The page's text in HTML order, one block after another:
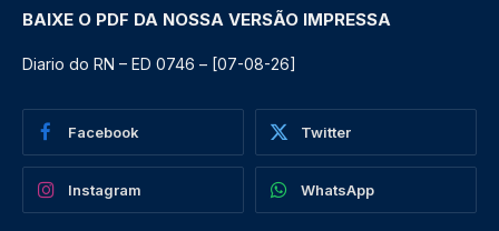
BAIXE O PDF DA NOSSA VERSÃO IMPRESSA
Diario do RN – ED 0746 – [07-08-26]
Facebook Twitter
Instagram WhatsApp